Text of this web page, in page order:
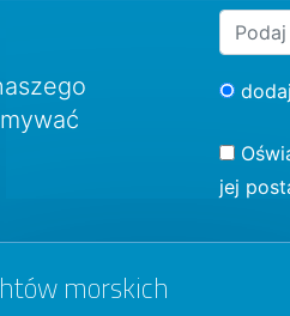
dodaj
jej
morskich